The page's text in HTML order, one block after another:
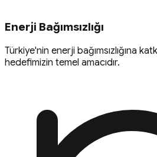
Enerji Bağımsızlığı
Türkiye'nin enerji bağımsızlığına
hedefimizin temel amacıdır.